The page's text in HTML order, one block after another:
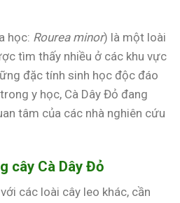
học: Rourea minor) là một loài
tìm thấy nhiều ở các khu vực
đặc tính sinh học độc đáo
y học, Cà Dây Đỏ đang
tâm của các nhà nghiên cứu
cây Cà Dây Đỏ
các loài cây leo khác, cần